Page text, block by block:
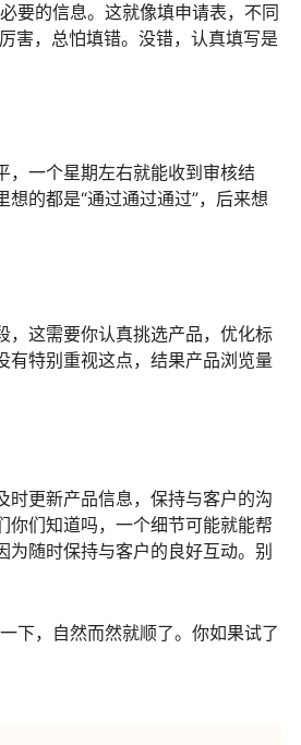
要的信息。这就像填申请表，不同
害，总怕填错。没错，认真填写是
，一个星期左右就能收到审核结
的都是“通过通过通过”，后来想
，这需要你认真挑选产品，优化标
有特别重视这点，结果产品浏览量
时更新产品信息，保持与客户的沟
你们知道吗，一个细节可能就能帮
为随时保持与客户的良好互动。别
下，自然而然就顺了。你如果试了